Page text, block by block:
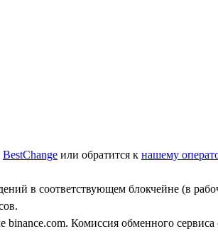
BestChange или обратится к нашему
в соответствующем блокчейне (в
Комиссия обменного сервиса